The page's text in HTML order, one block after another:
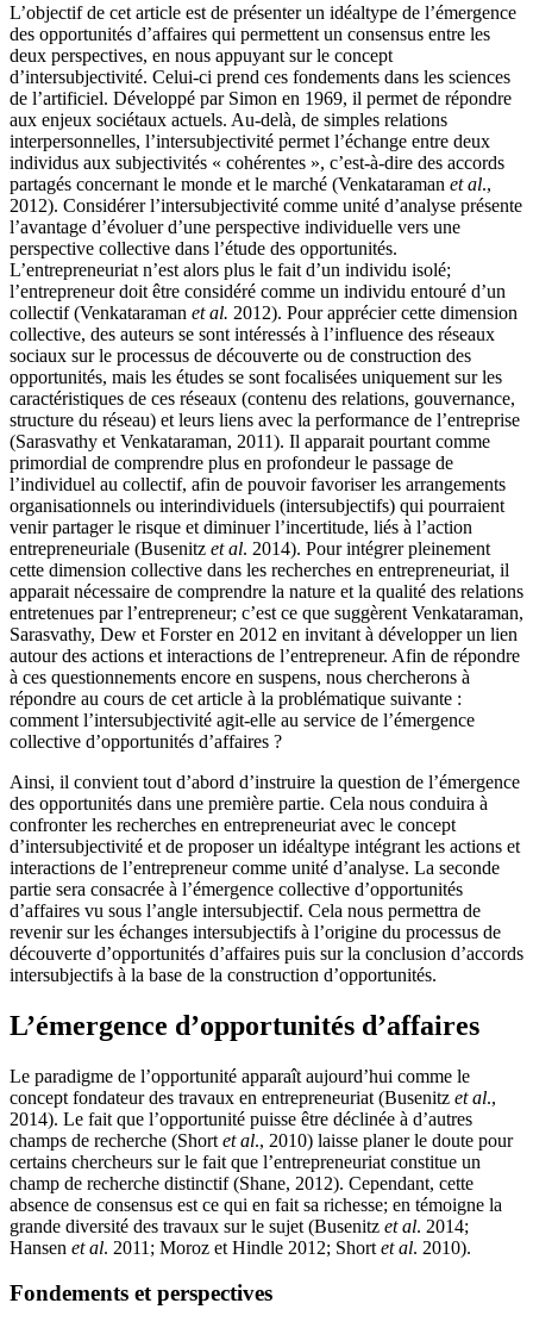
L’objectif de cet article est de présenter un idéaltype de l’émergence
des opportunités d’affaires qui permettent un consensus entre les
deux perspectives, en nous appuyant sur le concept
d’intersubjectivité. Celui-ci prend ces fondements dans les sciences
de l’artificiel. Développé par Simon en 1969, il permet de répondre
aux enjeux sociétaux actuels. Au-delà, de simples relations
interpersonnelles, l’intersubjectivité permet l’échange entre deux
individus aux subjectivités « cohérentes », c’est-à-dire des accords
partagés concernant le monde et le marché (Venkataraman et al.,
2012). Considérer l’intersubjectivité comme unité d’analyse présente
l’avantage d’évoluer d’une perspective individuelle vers une
perspective collective dans l’étude des opportunités.
L’entrepreneuriat n’est alors plus le fait d’un individu isolé;
l’entrepreneur doit être considéré comme un individu entouré d’un
collectif (Venkataraman et al. 2012). Pour apprécier cette dimension
collective, des auteurs se sont intéressés à l’influence des réseaux
sociaux sur le processus de découverte ou de construction des
opportunités, mais les études se sont focalisées uniquement sur les
caractéristiques de ces réseaux (contenu des relations, gouvernance,
structure du réseau) et leurs liens avec la performance de l’entreprise
(Sarasvathy et Venkataraman, 2011). Il apparait pourtant comme
primordial de comprendre plus en profondeur le passage de
l’individuel au collectif, afin de pouvoir favoriser les arrangements
organisationnels ou interindividuels (intersubjectifs) qui pourraient
venir partager le risque et diminuer l’incertitude, liés à l’action
entrepreneuriale (Busenitz et al. 2014). Pour intégrer pleinement
cette dimension collective dans les recherches en entrepreneuriat, il
apparait nécessaire de comprendre la nature et la qualité des relations
entretenues par l’entrepreneur; c’est ce que suggèrent Venkataraman,
Sarasvathy, Dew et Forster en 2012 en invitant à développer un lien
autour des actions et interactions de l’entrepreneur. Afin de répondre
à ces questionnements encore en suspens, nous chercherons à
répondre au cours de cet article à la problématique suivante :
comment l’intersubjectivité agit-elle au service de l’émergence
collective d’opportunités d’affaires ?
Ainsi, il convient tout d’abord d’instruire la question de l’émergence
des opportunités dans une première partie. Cela nous conduira à
confronter les recherches en entrepreneuriat avec le concept
d’intersubjectivité et de proposer un idéaltype intégrant les actions et
interactions de l’entrepreneur comme unité d’analyse. La seconde
partie sera consacrée à l’émergence collective d’opportunités
d’affaires vu sous l’angle intersubjectif. Cela nous permettra de
revenir sur les échanges intersubjectifs à l’origine du processus de
découverte d’opportunités d’affaires puis sur la conclusion d’accords
intersubjectifs à la base de la construction d’opportunités.
L’émergence d’opportunités d’affaires
Le paradigme de l’opportunité apparaît aujourd’hui comme le
concept fondateur des travaux en entrepreneuriat (Busenitz et al.,
2014). Le fait que l’opportunité puisse être déclinée à d’autres
champs de recherche (Short et al., 2010) laisse planer le doute pour
certains chercheurs sur le fait que l’entrepreneuriat constitue un
champ de recherche distinctif (Shane, 2012). Cependant, cette
absence de consensus est ce qui en fait sa richesse; en témoigne la
grande diversité des travaux sur le sujet (Busenitz et al. 2014;
Hansen et al. 2011; Moroz et Hindle 2012; Short et al. 2010).
Fondements et perspectives